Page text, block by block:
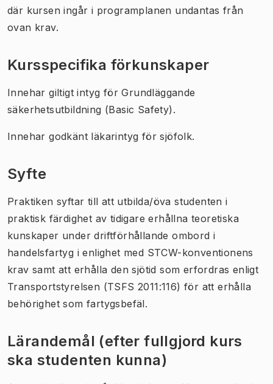
där kursen ingår i programplanen undantas från
ovan krav.
Kursspecifika förkunskaper
Innehar giltigt intyg för Grundläggande
säkerhetsutbildning (Basic Safety).
Innehar godkänt läkarintyg för sjöfolk.
Syfte
Praktiken syftar till att utbilda/öva studenten i
praktisk färdighet av tidigare erhållna teoretiska
kunskaper under driftförhållande ombord i
handelsfartyg i enlighet med STCW-konventionens
krav samt att erhålla den sjötid som erfordras enligt
Transportstyrelsen (TSFS 2011:116) för att erhålla
behörighet som fartygsbefäl.
Lärandemål (efter fullgjord kurs
ska studenten kunna)